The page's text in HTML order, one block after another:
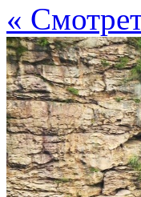
«